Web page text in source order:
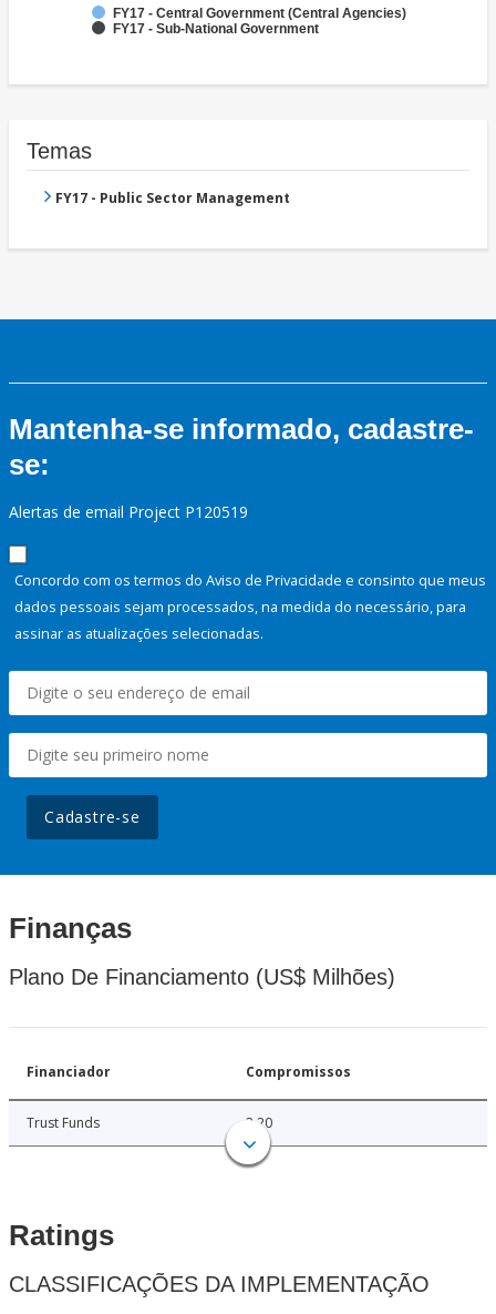
FY17 - Central Government (Central Agencies)
FY17 - Sub-National Government
Temas
FY17 - Public Sector Management
Mantenha-se informado, cadastre-
se:
Alertas de email Project P120519
Concordo com os termos do Aviso de Privacidade e consinto que meus
dados pessoais sejam processados, na medida do necessário, para
assinar as atualizações selecionadas.
Cadastre-se
Finanças
Plano De Financiamento (US$ Milhões)
Financiador Compromissos
Trust Funds 3.20
Ratings
CLASSIFICAÇÕES DA IMPLEMENTAÇÃO